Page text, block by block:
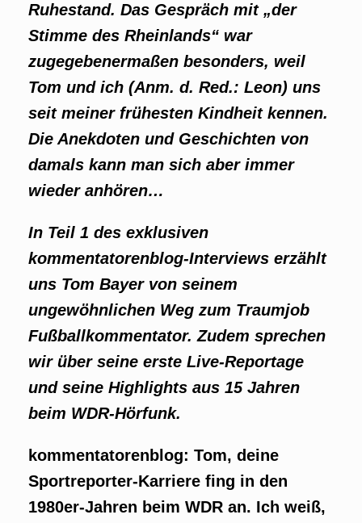
Ruhestand. Das Gespräch mit „der
Stimme des Rheinlands“ war
zugegebenermaßen besonders, weil
Tom und ich (Anm. d. Red.: Leon) uns
seit meiner frühesten Kindheit kennen.
Die Anekdoten und Geschichten von
damals kann man sich aber immer
wieder anhören…
In Teil 1 des exklusiven
kommentatorenblog-Interviews erzählt
uns Tom Bayer von seinem
ungewöhnlichen Weg zum Traumjob
Fußballkommentator. Zudem sprechen
wir über seine erste Live-Reportage
und seine Highlights aus 15 Jahren
beim WDR-Hörfunk.
kommentatorenblog: Tom, deine
Sportreporter-Karriere fing in den
1980er-Jahren beim WDR an. Ich weiß,